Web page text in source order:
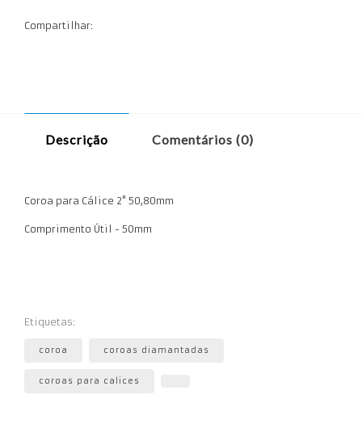
Compartilhar:
Descrição Comentários (0)
Coroa para Cálice 2" 50,80mm
Comprimento Útil - 50mm
Etiquetas:
coroa coroas diamantadas
coroas para calices